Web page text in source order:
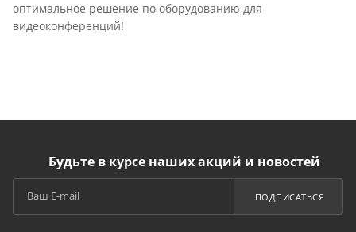
оптимальное решение по оборудованию для
видеоконференций!
Будьте в курсе наших акций и новостей
ПОДПИСАТЬСЯ